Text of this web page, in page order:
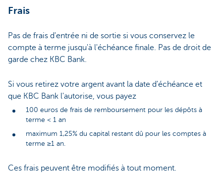
Frais
Pas de frais d'entrée ni de sortie si vous conservez le
compte à terme jusqu'à l'échéance finale. Pas de droit de
garde chez KBC Bank.
Si vous retirez votre argent avant la date d'échéance et
que KBC Bank l'autorise, vous payez
100 euros de frais de remboursement pour les dépôts à
terme < 1 an
maximum 1,25% du capital restant dû pour les comptes à
terme ≥1 an.
Ces frais peuvent être modifiés à tout moment.